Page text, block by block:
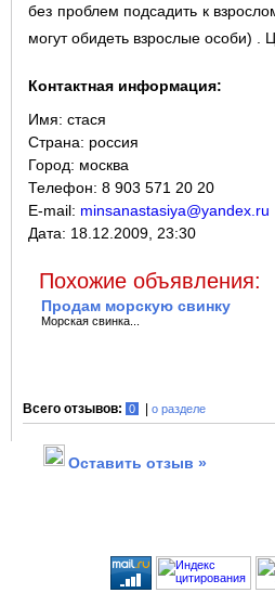
без проблем подсадить к
могут обидеть взрослые особи) .
Контактная информация:
Имя: стася
Страна: россия
Город: москва
Телефон: 8 903 571 20 20
E-mail: minsanastasiya@yandex.ru
Дата: 18.12.2009, 23:30
Похожие объявления:
Продам морскую свинку
Морская свинка...
Всего отзывов: 0 | о разделе
Оставить отзыв »